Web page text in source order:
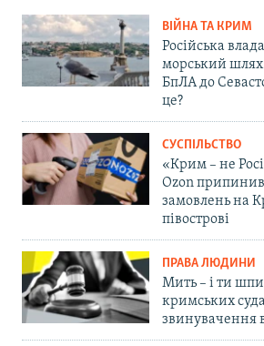
ВІЙНА ТА КРИМ
Російська
морський
БпЛА до
це?
СУСПІЛЬСТВО
«Крим – не
Ozon
замовлень на
півострові
ПРАВА ЛЮДИНИ
Мить – і ти
кримських
звинувачення